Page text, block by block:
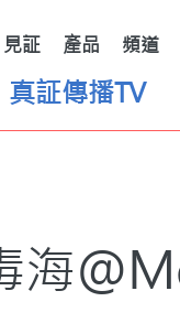
見証 產品 頻道
真証傳播TV
海